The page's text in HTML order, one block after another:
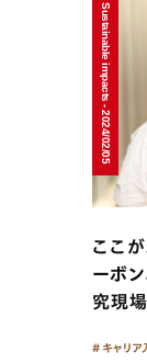
Sustainable impacts - 2024/02/05
ここ
ーボ
究現
キャリア